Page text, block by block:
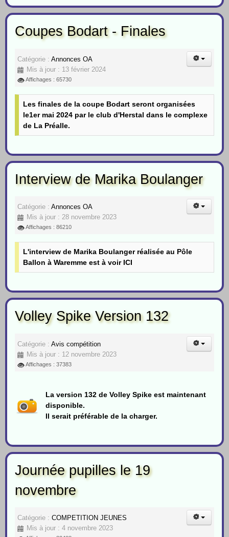
Coupes Bodart - Finales
Catégorie : Annonces OA
Mis à jour : 13 février 2024
Affichages : 65730
Les finales de la coupe Bodart seront organisées
le1er mai 2024 par le club d'Herstal dans le complexe
de La Préalle.
Interview de Marika Boulanger
Catégorie : Annonces OA
Mis à jour : 28 novembre 2023
Affichages : 86210
L'interview de Marika Boulanger réalisée au Pôle
Ballon à Waremme est à voir ICI
Volley Spike Version 132
Catégorie : Avis compétition
Mis à jour : 12 novembre 2023
Affichages : 37383
La version 132 de Volley Spike est maintenant
disponible.
Il serait préférable de la charger.
Journée pupilles le 19
novembre
Catégorie : COMPETITION JEUNES
Mis à jour : 4 novembre 2023